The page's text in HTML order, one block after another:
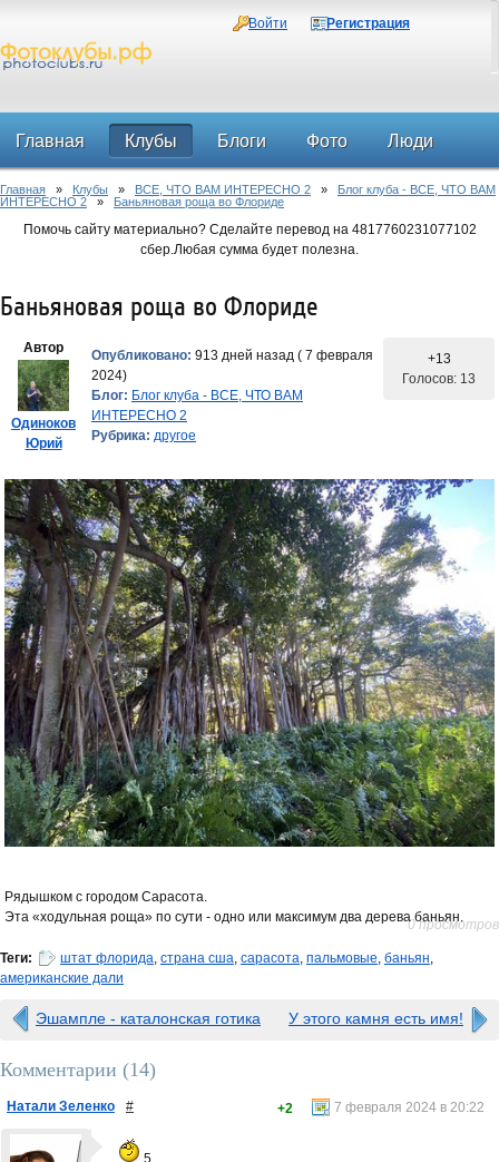
Войти Регистрация
Главная Клубы Блоги Фото Люди
Форум
Главная » Клубы » ВСЕ, ЧТО ВАМ ИНТЕРЕСНО 2 » Блог клуба - ВСЕ, ЧТО ВАМ
ИНТЕРЕСНО 2 » Баньяновая роща во Флориде
Помочь сайту материально? Сделайте перевод на 4817760231077102
сбер.Любая сумма будет полезна.
Баньяновая роща во Флориде
Автор
Одиноков
Юрий
Опубликовано: 913 дней назад ( 7 февраля
2024)
Блог: Блог клуба - ВСЕ, ЧТО ВАМ
ИНТЕРЕСНО 2
Рубрика: другое
+13
Голосов: 13
Рядышком с городом Сарасота.
Эта «ходульная роща» по сути - одно или максимум два дерева баньян.
0 просмотров
Теги: штат флорида, страна сша, сарасота, пальмовые, баньян,
американские дали
Эшампле - каталонская готика У этого камня есть имя!
Комментарии (14)
Натали Зеленко # 7 февраля 2024 в 20:22
+2
5